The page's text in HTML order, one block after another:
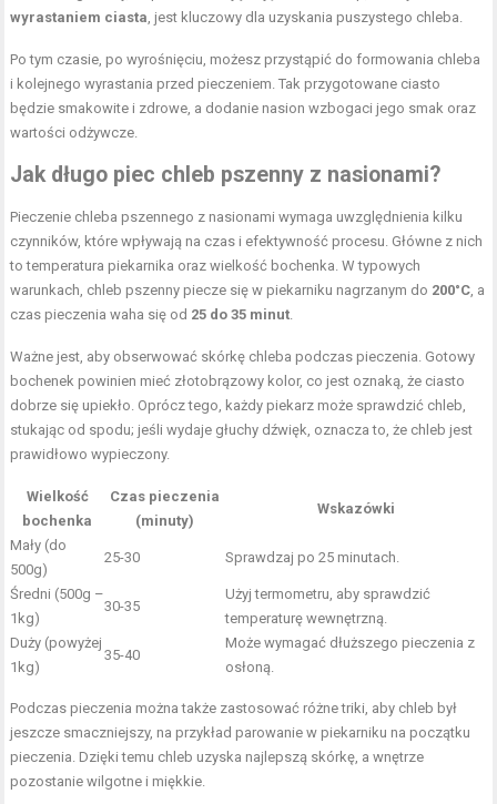
wyrastaniem ciasta , jest kluczowy dla uzyskania puszystego chleba.
Po tym czasie, po wyrośnięciu, możesz przystąpić do formowania chleba
i kolejnego wyrastania przed pieczeniem. Tak przygotowane ciasto
będzie smakowite i zdrowe, a dodanie nasion wzbogaci jego smak oraz
wartości odżywcze.
Jak długo piec chleb pszenny z nasionami?
Pieczenie chleba pszennego z nasionami wymaga uwzględnienia kilku
czynników, które wpływają na czas i efektywność procesu. Główne z nich
to temperatura piekarnika oraz wielkość bochenka. W typowych
warunkach, chleb pszenny piecze się w piekarniku nagrzanym do 200°C , a
czas pieczenia waha się od 25 do 35 minut
Ważne jest, aby obserwować skórkę chleba podczas pieczenia. Gotowy
bochenek powinien mieć złotobrązowy kolor, co jest oznaką, że ciasto
dobrze się upiekło. Oprócz tego, każdy piekarz może sprawdzić chleb,
stukając od spodu; jeśli wydaje głuchy dźwięk, oznacza to, że chleb jest
prawidłowo wypieczony.
Wielkość
bochenka
Czas pieczenia
(minuty)
Wskazówki
Mały (do
500g)
25-30 Sprawdzaj po 25 minutach.
Średni (500g –
1kg)
30-35
Użyj termometru, aby sprawdzić
temperaturę wewnętrzną.
Duży (powyżej
1kg)
35-40
Może wymagać dłuższego pieczenia z
osłoną.
Podczas pieczenia można także zastosować różne triki, aby chleb był
jeszcze smaczniejszy, na przykład parowanie w piekarniku na początku
pieczenia. Dzięki temu chleb uzyska najlepszą skórkę, a wnętrze
pozostanie wilgotne i miękkie.